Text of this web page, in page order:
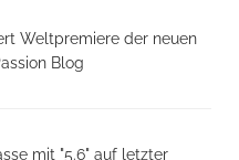
Weltpremiere der neuen
Blog
mit "5.6" auf letzter